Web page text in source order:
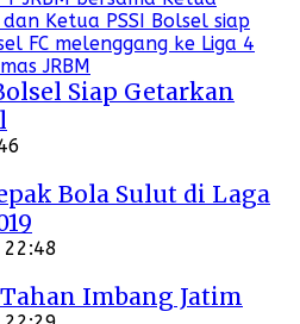
Siap Getarkan
Bola Sulut di Laga
Tahan Imbang Jatim